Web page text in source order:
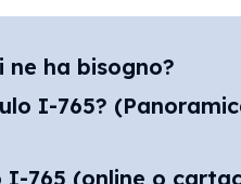
ne ha bisogno?
I-765?
I-765 (online o